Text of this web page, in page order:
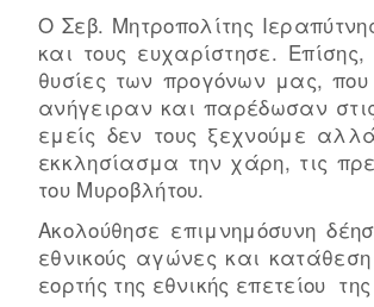
Ο Σεβ. Μητροπολίτης
και τους ευχαρίστησε.
θυσίες των προγόνων μας,
ανήγειραν και παρέδωσαν
εμείς δεν τους ξεχνούμε
εκκλησίασμα την χάρη, τις
του Μυροβλήτου.
Ακολούθησε επιμνημόσυνη
εθνικούς αγώνες και
εορτής της εθνικής επετείου